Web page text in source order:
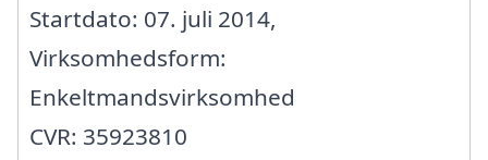
Startdato: 07. juli 2014,
Virksomhedsform:
Enkeltmandsvirksomhed
CVR: 35923810